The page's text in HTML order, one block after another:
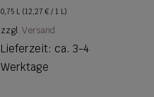
0,75 L (12,27€ / 1 L)
zzgl.Versand
Lieferzeit: ca. 3-4
Werktage